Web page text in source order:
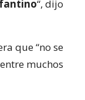
“, dijo
que “no se
muchos